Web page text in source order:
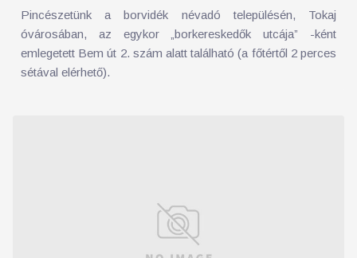
Pincészetünk a borvidék névadó településén, Tokaj
óvárosában, az egykor „borkereskedők utcája” -ként
emlegetett Bem út 2. szám alatt található (a főtértől 2 perces
sétával elérhető).